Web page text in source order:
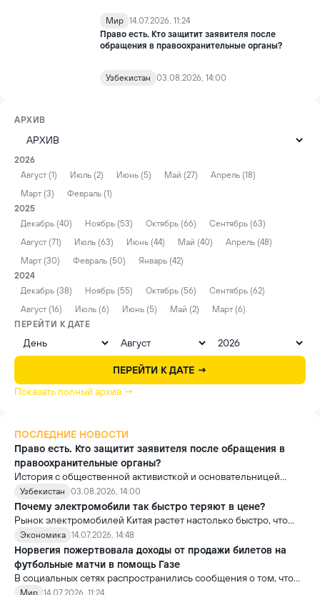
Мир 14.07.2026, 11:24
Право есть. Кто защитит заявителя после
обращения в правоохранительные органы?
Узбекистан 03.08.2026, 14:00
АРХИВ
2026
Август (1)
Июль (2) Июнь (5) Май (27)
Апрель (18)
Март (3)
Февраль (1)
2025
Декабрь (40)
Ноябрь (53) Октябрь (66)
Сентябрь (63)
Август (71)
Июль (63) Июнь (44) Май (40)
Апрель (48)
Март (30)
Февраль (50)
Январь (42)
2024
Декабрь (38)
Ноябрь (55) Октябрь (56)
Сентябрь (62)
Август (16)
Июль (6) Июнь (5) Май (2)
Март (6)
ПЕРЕЙТИ К ДАТЕ
ПЕРЕЙТИ К ДАТЕ →
Показать полный архив →
ПОСЛЕДНИЕ НОВОСТИ
Право есть. Кто защитит заявителя после обращения в
правоохранительные органы?
История с общественной активисткой и основательницей
проекта «Немолчи.uz» Ириной Матвиенко поднимает вопрос,
который выходит далеко за рамки одного судебного дела.
Узбекистан 03.08.2026, 14:00
Почему электромобили так быстро теряют в цене?
Рынок электромобилей Китая растет настолько быстро, что
новые модели выходят почти ежемесячно. В результате
стоимость более ранних моделей заметно снижается.
Экономика 14.07.2026, 14:48
Норвегия пожертвовала доходы от продажи билетов на
футбольные матчи в помощь Газе
В социальных сетях распространились сообщения о том, что
сборная Норвегии перечислила весь призовой фонд,
Мир 14.07.2026, 11:24